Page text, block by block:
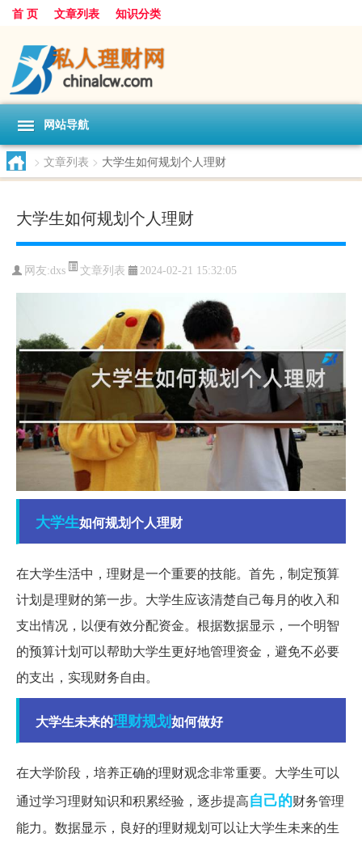
首 页 文章列表 知识分类
网站导航
> 文章列表 > 大学生如何规划个人理财
大学生如何规划个人理财
网友:dxs 文章列表 2024-02-21 15:32:05
大学生如何规划个人理财
在大学生活中，理财是一个重要的技能。首先，制定预算
计划是理财的第一步。大学生应该清楚自己每月的收入和
支出情况，以便有效分配资金。根据数据显示，一个明智
的预算计划可以帮助大学生更好地管理资金，避免不必要
的支出，实现财务自由。
大学生未来的理财规划如何做好
在大学阶段，培养正确的理财观念非常重要。大学生可以
通过学习理财知识和积累经验，逐步提高自己的财务管理
能力。数据显示，良好的理财规划可以让大学生未来的生